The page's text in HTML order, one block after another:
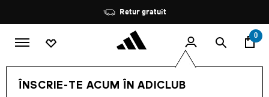
Oprește
rotația
Retur gratuit
0
ÎNSCRIE-TE ACUM ÎN ADICLUB
COPII